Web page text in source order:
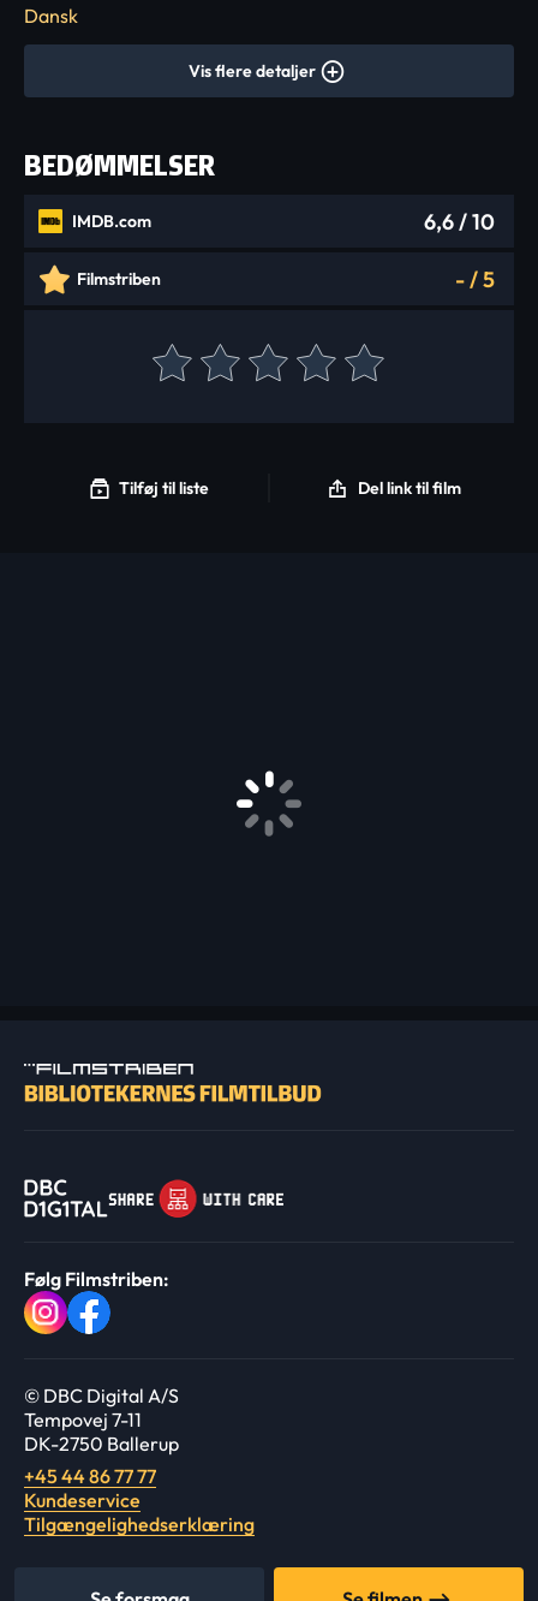
Dansk
Vis flere detaljer
BEDØMMELSER
IMDB.com 6,6/ 10
Filmstriben -/5
Tilføj til liste Del link til film
Følg Filmstriben:
© DBC Digital A/S
Tempovej 7-11
DK-2750 Ballerup
+45 44 86 77 77
Kundeservice
Tilgængelighedserklæring